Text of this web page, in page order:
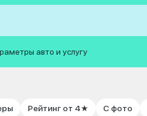
авто и услугу
Рейтинг от 4★ С фото